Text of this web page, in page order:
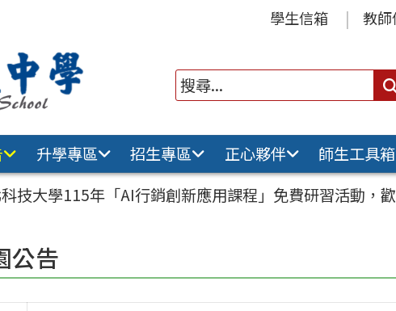
學生信箱 教
升學專區 招生專區 正心夥伴
師生工具箱
科技大學115年「AI行銷創新應用課程」免費研習活動，
公告